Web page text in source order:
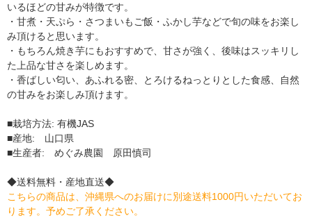
いるほどの甘みが特徴です。
・甘煮・天ぷら・さつまいもご飯・ふかし芋などで旬の味をお楽し
み頂けると思います。
・もちろん焼き芋にもおすすめで、甘さが強く、後味はスッキリし
た上品な甘さを楽しめます。
・香ばしい匂い、あふれる密、とろけるねっとりとした食感、自然
の甘みをお楽しみ頂けます。
■栽培方法: 有機JAS
■産地: 山口県
■生産者: めぐみ農園 原田慎司
◆送料無料・産地直送◆
こちらの商品は、沖縄県へのお届けに別途送料1000円いただいてお
ります。予めご了承ください。